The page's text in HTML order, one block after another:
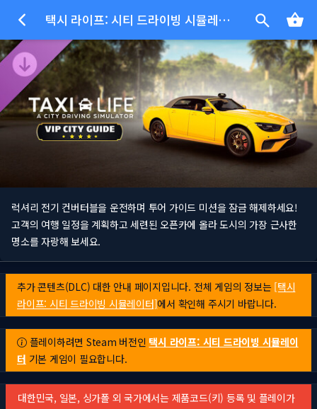
택시 라이프: 시티 드라이빙 시뮬레이터 - VIP 시티 가이드
럭셔리 전기 컨버터블을 운전하며 투어 가이드 미션을 잠금 해제하세요!
고객의 여행 일정을 계획하고 세련된 오픈카에 올라 도시의 가장 근사한
명소를 자랑해 보세요.
추가 콘텐츠(DLC) 대한 안내 페이지입니다. 전체 게임의 정보는 [택시
라이프: 시티 드라이빙 시뮬레이터]에서 확인해 주시기 바랍니다.
플레이하려면 Steam 버전인택시 라이프: 시티 드라이빙 시뮬레이
터 기본 게임이 필요합니다.
대한민국, 일본, 싱가폴 외 국가에서는 제품코드(키) 등록 및 플레이가